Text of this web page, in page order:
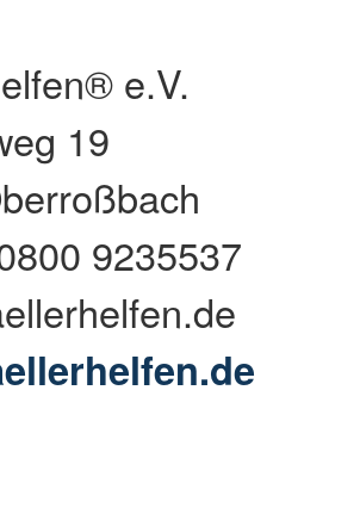
e.V.
19
9235537